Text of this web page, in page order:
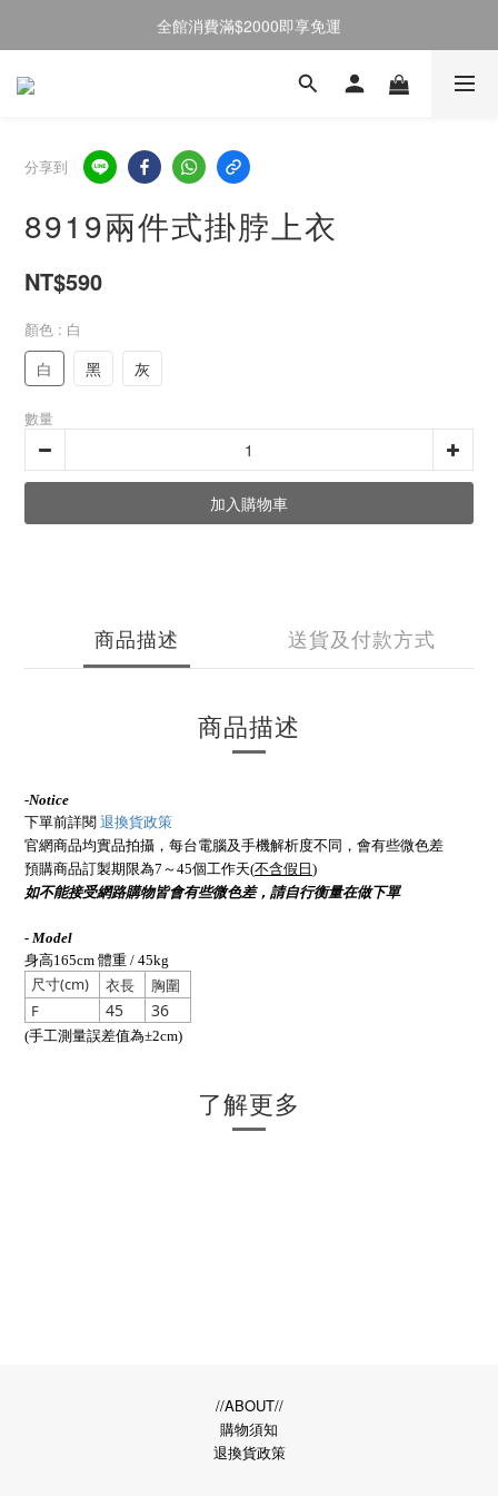
註冊會員送50元購物金
全館消費滿$2000即享免運
註冊會員送50元購物金
分享到
8919兩件式掛脖上衣
NT$590
顏色 : 白
白 黑 灰
數量
加入購物車
商品描述 送貨及付款方式
商品描述
-Notice
下單前詳閱 退換貨政策
官網商品均實品拍攝，每台電腦及手機解析度不同，會有些微色差
預購商品訂製期限為7～45個工作天(不含假日 )
如不能接受網路購物皆會有些微色差，請自行衡量在做下單
- Model
身高165cm 體重 / 45kg
尺寸(cm) 衣長
胸圍
F
45 36
(手工測量誤差值為±2cm)
了解更多
//ABOUT//
購物須知
退換貨政策